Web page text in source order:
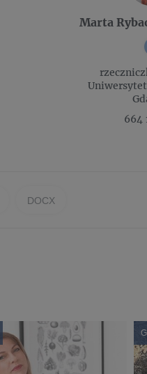
Marta
664
DOCX